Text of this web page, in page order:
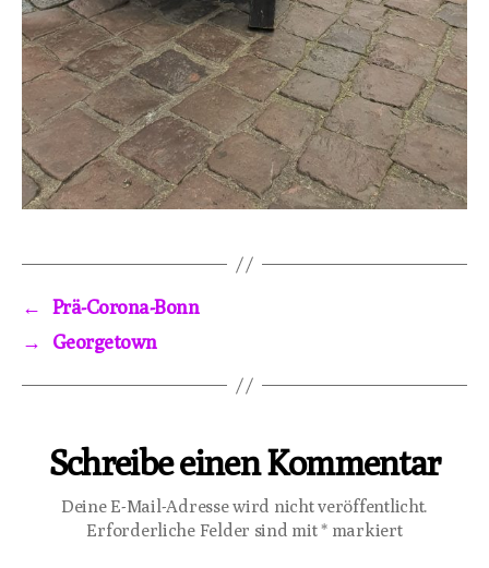
←
Prä-Corona-Bonn
→
Georgetown
Schreibe einen Kommentar
Deine E-Mail-Adresse wird nicht veröffentlicht.
Erforderliche Felder sind mit* markiert